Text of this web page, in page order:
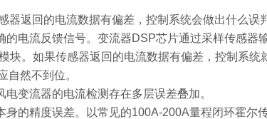
器返回的电流数据有偏差，控制系统会做出什么误
的电流反馈信号。变流器DSP芯片通过采样传感
块。如果传感器返回的电流数据有偏差，控制系
自然不到位。
电变流器的电流检测存在多层误差叠加。
身的精度误差。以常见的100A-200A量程闭环霍